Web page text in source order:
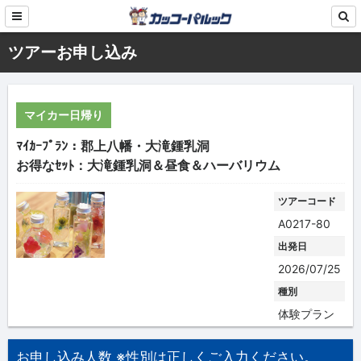
ツアーお申し込み
マイカー日帰り
ﾏｲｶｰﾌﾟﾗﾝ：郡上八幡・大滝鍾乳洞
お得なｾｯﾄ：大滝鍾乳洞＆昼食＆ハーバリウム
ツアーコード
A0217-80
出発日
2026/07/25
種別
体験プラン
お申し込み人数 ※性別は正しくご入力ください。